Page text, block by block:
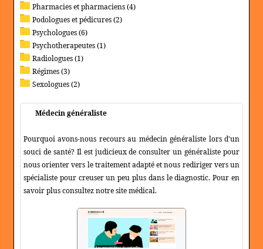
Pharmacies et pharmaciens (4)
Podologues et pédicures (2)
Psychologues (6)
Psychotherapeutes (1)
Radiologues (1)
Régimes (3)
Sexologues (2)
Médecin généraliste
Pourquoi avons-nous recours au médecin généraliste lors d'un
souci de santé? Il est judicieux de consulter un généraliste pour
nous orienter vers le traitement adapté et nous rediriger vers un
spécialiste pour creuser un peu plus dans le diagnostic. Pour en
savoir plus consultez notre site médical.